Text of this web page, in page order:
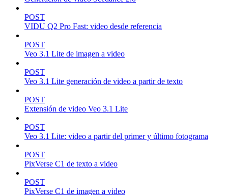
POST
VIDU Q2 Pro Fast: video desde referencia
POST
Veo 3.1 Lite de imagen a video
POST
Veo 3.1 Lite generación de video a partir de texto
POST
Extensión de video Veo 3.1 Lite
POST
Veo 3.1 Lite: video a partir del primer y último fotograma
POST
PixVerse C1 de texto a video
POST
PixVerse C1 de imagen a video